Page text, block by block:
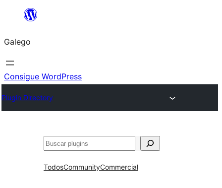
Saltar
contido
Galego
Consigue WordPress
Plugin Directory
Buscar
TodosCommunityCommercial